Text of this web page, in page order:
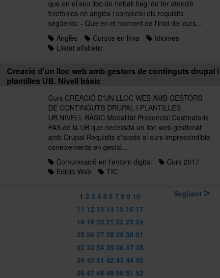
que en el seu lloc de treball hagi de fer atenció
telefònica en anglès i compleixi els requisits
següents: - Que en el moment de l'inici del curs...
Anglès
Cursos en línia
Idiomes
Llistat alfabètic
Creació d'un lloc web amb gestors de continguts drupal i
plantilles UB. Nivell bàsic
Curs CREACIÓ D'UN LLOC WEB AMB GESTORS
DE CONTINGUTS DRUPAL I PLANTILLES
UB.NIVELL BÀSIC Modalitat Presencial Destinataris
PAS de la UB que necessita un lloc web gestionat
amb Drupal Requisits d'accés al curs Imprescindible
coneixements en gestió...
Comunicació en l'entorn digital
Curs 2017
Edició Web
TIC
1 2 3 4 5 6 7 8 9 10
11 12 13 14 15 16 17
18 19 20 21 22 23 24
25 26 27 28 29 30 31
32 33 34 35 36 37 38
39 40 41 42 43 44 45
46 47 48 49 50 51 52
Següent